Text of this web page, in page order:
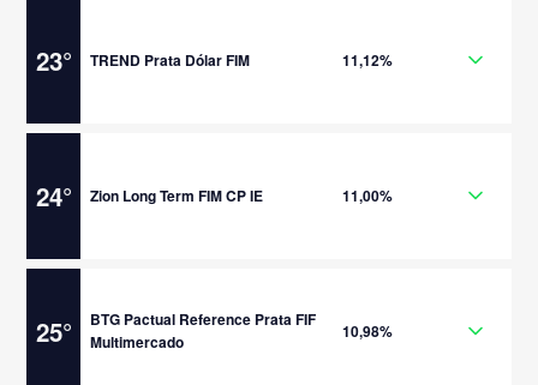
23° TREND Prata Dólar FIM 11,12%
24° Zion Long Term FIM CP IE 11,00%
25°
BTG Pactual Reference Prata FIF
Multimercado
10,98%